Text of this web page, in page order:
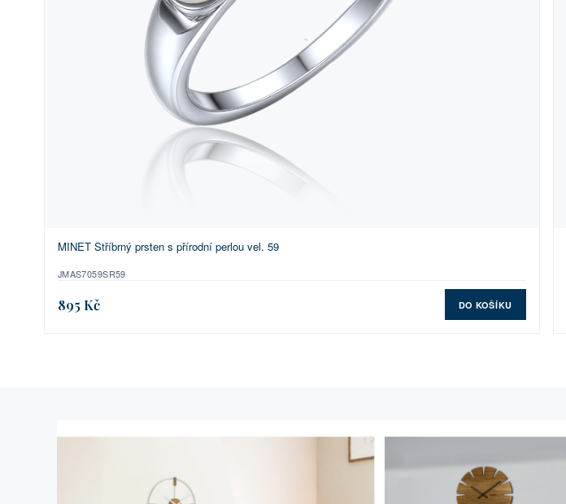
MINET Stříbrný prsten s přírodní perlou vel. 59
JMAS7059SR59
895 Kč DO KOŠÍKU